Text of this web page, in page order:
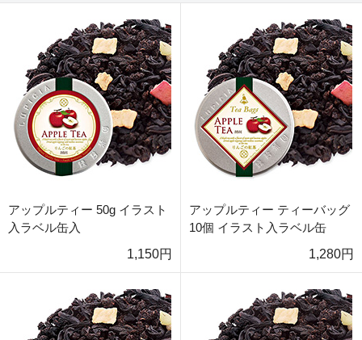
アップルティー 50g イラスト
入ラベル缶入
1,150円
アップルティー ティーバッグ
10個 イラスト入ラベル缶
1,280円